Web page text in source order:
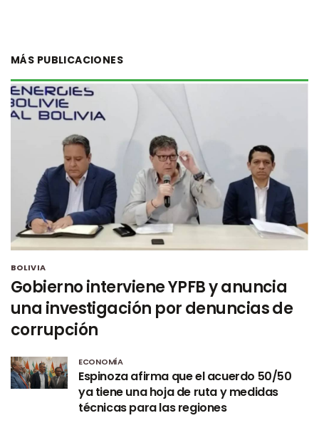
MÁS PUBLICACIONES
BOLIVIA
Gobierno interviene YPFB y anuncia
una investigación por denuncias de
corrupción
ECONOMÍA
Espinoza afirma que el acuerdo 50/50
ya tiene una hoja de ruta y medidas
técnicas para las regiones